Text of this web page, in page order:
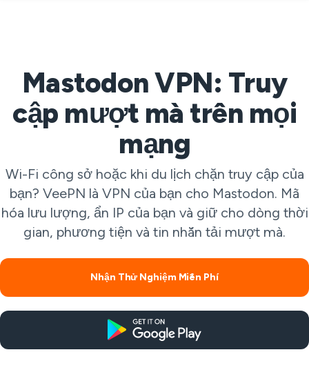
Mastodon VPN: Truy
cập mượt mà trên mọi
mạng
Wi-Fi công sở hoặc khi du lịch chặn truy cập của
bạn? VeePN là VPN của bạn cho Mastodon. Mã
hóa lưu lượng, ẩn IP của bạn và giữ cho dòng thời
gian, phương tiện và tin nhắn tải mượt mà.
Nhận Thử Nghiệm Miễn Phí